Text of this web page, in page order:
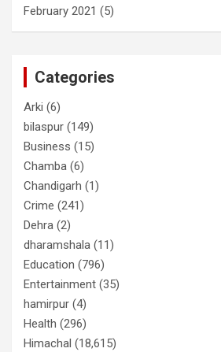
February 2021 (5)
Categories
Arki (6)
bilaspur (149)
Business (15)
Chamba (6)
Chandigarh (1)
Crime (241)
Dehra (2)
dharamshala (11)
Education (796)
Entertainment (35)
hamirpur (4)
Health (296)
Himachal (18,615)